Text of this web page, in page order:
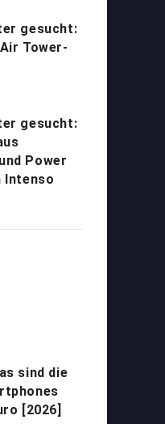
gesucht:
Tower-
gesucht:
Power
Intenso
sind die
[2026]